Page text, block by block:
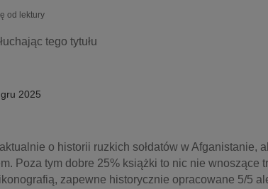
od lektury
tego tytułu
2025
o historii ruzkich sołdatów w Afganistanie,
Poza tym dobre 25% książki to nic nie wnoszące
zapewne historycznie opracowane 5/5